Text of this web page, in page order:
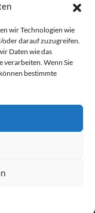
wir Technologien wie
darauf zuzugreifen.
Daten wie das
verarbeiten. Wenn Sie
bestimmte
reserved